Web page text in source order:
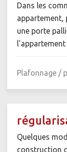
Dans les
appartement,
une porte
Plafonnage /
Quelques
construction